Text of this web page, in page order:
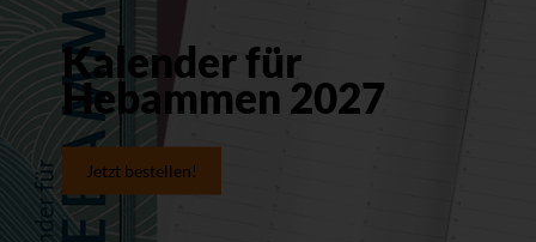
Kalender für
Hebammen 2027
Jetzt bestellen!